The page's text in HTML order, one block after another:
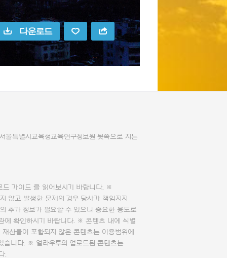
다운로드
울특별시교육청교육연구정보원 뒷쪽으로 지는
드 가이드 를 읽어보시기 바랍니다. ※
않고 발생한 문제의 경우 당사가 책임지지
추가 정보가 필요할 수 있으니 중요한 용도로
에 확인하시기 바랍니다. ※ 콘텐츠 내에 식별
산물이 포함되지 않은 콘텐츠는 이용범위에
습니다. ※ 얼라우투의 업로드된 콘텐츠는
.